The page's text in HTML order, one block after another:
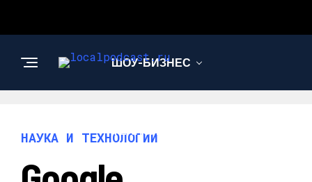
ШОУ-БИЗНЕС
ТЕХНОЛОГИИ
НАУКА И ТЕХНОЛОГИИ